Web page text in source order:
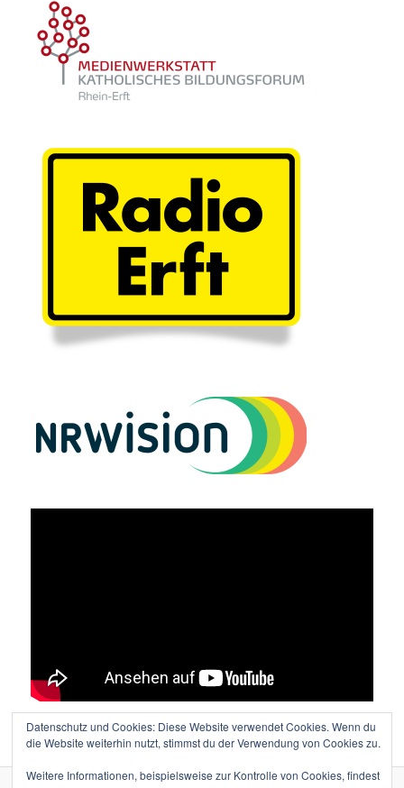
Vielen Dank an Lutz Wolters für den tollen Film!
Datenschutz und Cookies: Diese Website verwendet Cookies. Wenn du
die Website weiterhin nutzt, stimmst du der Verwendung von Cookies zu.
Weitere Informationen, beispielsweise zur Kontrolle von Cookies, findest